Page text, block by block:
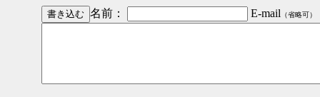
名前：
E-mail （省略可）